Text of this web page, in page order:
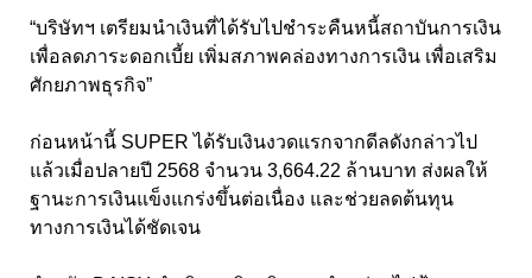
“บริษัทฯ เตรียมนำเงินที่ได้รับไปชำระคืนหนี้สถาบันการเงิน
เพื่อลดภาระดอกเบี้ย เพิ่มสภาพคล่องทางการเงิน เพื่อเสริม
ศักยภาพธุรกิจ”
ก่อนหน้านี้ SUPER ได้รับเงินงวดแรกจากดีลดังกล่าวไป
แล้วเมื่อปลายปี 2568 จำนวน 3,664.22 ล้านบาท ส่งผลให้
ฐานะการเงินแข็งแกร่งขึ้นต่อเนื่อง และช่วยลดต้นทุน
ทางการเงินได้ชัดเจน